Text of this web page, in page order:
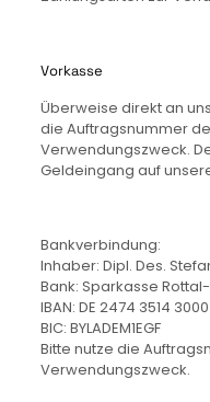
Vorkasse
Überweise direkt an
die Auftragsnummer
Verwendungszweck.
Geldeingang auf
Bankverbindung:
Inhaber: Dipl. Des.
Bank: Sparkasse
IBAN: DE 2474 3514
BIC: BYLADEM1EGF
Bitte nutze die
Verwendungszweck.